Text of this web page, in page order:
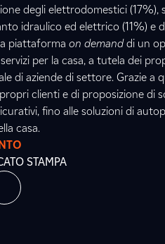
degli elettrodomestici
idraulico ed elettrico (11%) e
piattaforma on demanddi un
per la casa, a tutela dei
di aziende di settore. Grazie a
clienti e di proposizione di
fino alle soluzioni di
casa.
STAMPA